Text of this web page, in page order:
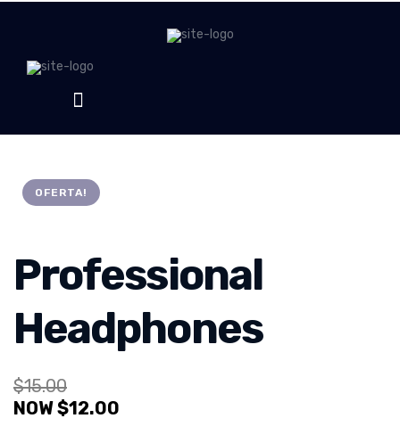
OFERTA!
Professional
Headphones
$15.00
NOW$12.00